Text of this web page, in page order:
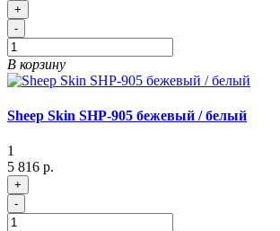
+
-
В корзину
Sheep Skin SHP-905 бежевый / белый
1
5 816 р.
+
-